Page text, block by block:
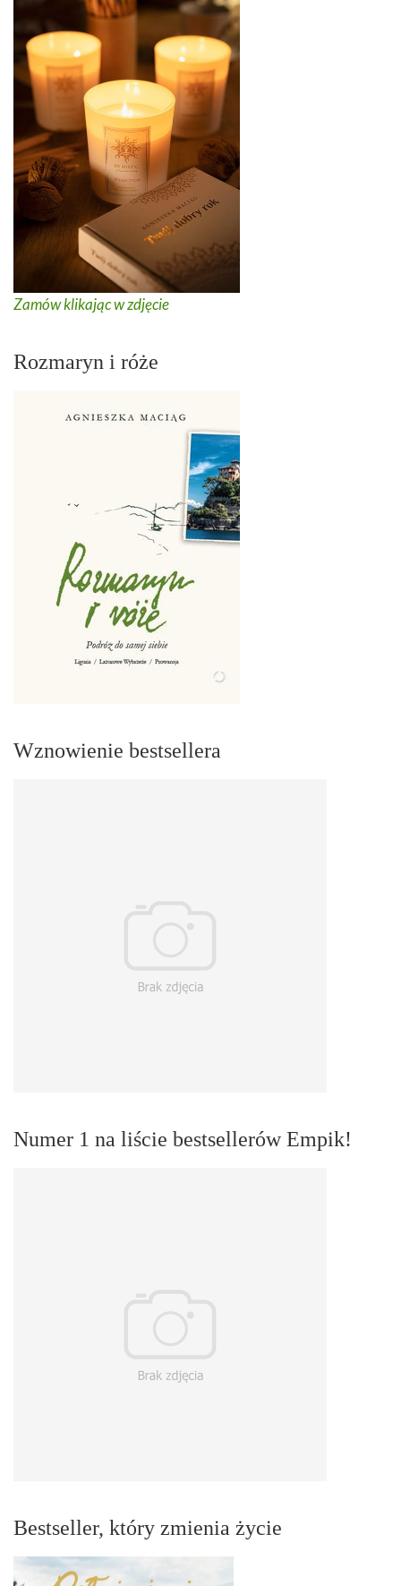
Zamów klikając w zdjęcie
Rozmaryn i róże
Wznowienie bestsellera
Numer 1 na liście bestsellerów Empik!
Bestseller, który zmienia życie